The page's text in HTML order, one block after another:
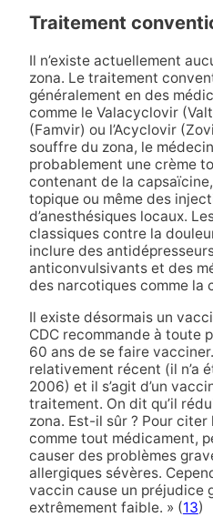
Traitement
Il n’existe actuellement
zona. Le traitement
généralement en des
comme le Valacyclovir
(Famvir) ou l’Acyclovir
souffre du zona, le
probablement une crème
contenant de la
topique ou même des
d’anesthésiques locaux.
classiques contre la
inclure des
anticonvulsivants et des
des narcotiques comme la
Il existe désormais un
CDC recommande à toute
60 ans de se faire
relativement récent (il n’a
2006) et il s’agit d’un
traitement. On dit qu’il
zona. Est-il sûr ? Pour citer
comme tout médicament,
causer des problèmes
allergiques sévères.
vaccin cause un préjudice
extrêmement faible. » (13)